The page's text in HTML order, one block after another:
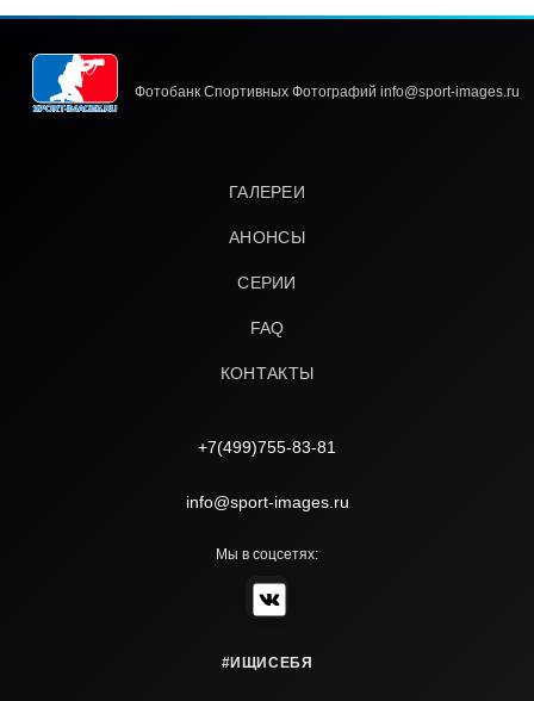
Фотобанк Спортивных Фотографий info@sport-images.ru
ГАЛЕРЕИ
АНОНСЫ
СЕРИИ
FAQ
КОНТАКТЫ
+7(499)755-83-81
info@sport-images.ru
Мы в соцсетях:
#ИЩИСЕБЯ